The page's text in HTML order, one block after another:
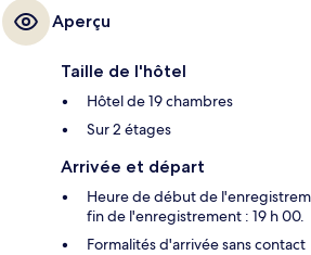
Aperçu
Taille de l'hôtel
Hôtel de 19 chambres
Sur 2 étages
Arrivée et départ
Heure de début de
fin de l'enregistrement : 19 h 00.
Formalités d'arrivée sans contact